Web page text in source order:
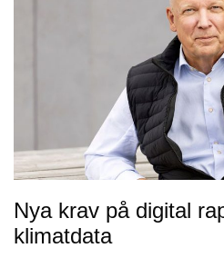
Nya krav på digital
klimatdata